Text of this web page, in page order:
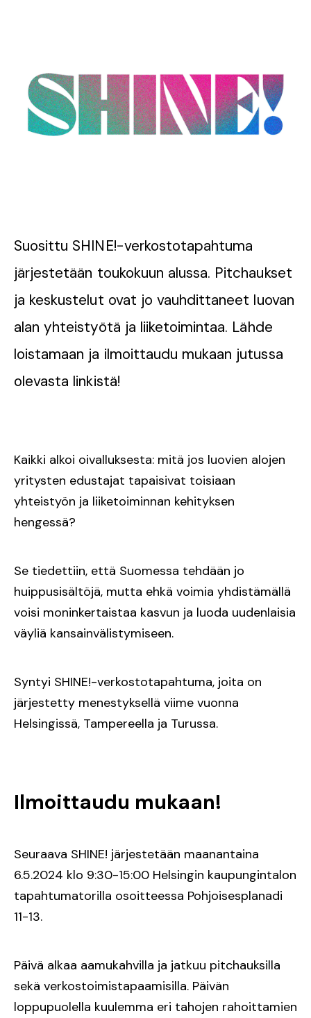
Suosittu SHINE!-verkostotapahtuma
järjestetään toukokuun alussa. Pitchaukset
ja keskustelut ovat jo vauhdittaneet luovan
alan yhteistyötä ja liiketoimintaa. Lähde
loistamaan ja ilmoittaudu mukaan jutussa
olevasta linkistä!
Kaikki alkoi oivalluksesta: mitä jos luovien alojen
yritysten edustajat tapaisivat toisiaan
yhteistyön ja liiketoiminnan kehityksen
hengessä?
Se tiedettiin, että Suomessa tehdään jo
huippusisältöjä, mutta ehkä voimia yhdistämällä
voisi moninkertaistaa kasvun ja luoda uudenlaisia
väyliä kansainvälistymiseen.
Syntyi SHINE!-verkostotapahtuma, joita on
järjestetty menestyksellä viime vuonna
Helsingissä, Tampereella ja Turussa.
Ilmoittaudu mukaan!
Seuraava SHINE! järjestetään maanantaina
6.5.2024 klo 9:30-15:00 Helsingin kaupungintalon
tapahtumatorilla osoitteessa Pohjoisesplanadi
11-13.
Päivä alkaa aamukahvilla ja jatkuu pitchauksilla
sekä verkostoimistapaamisilla. Päivän
loppupuolella kuulemma eri tahojen rahoittamien